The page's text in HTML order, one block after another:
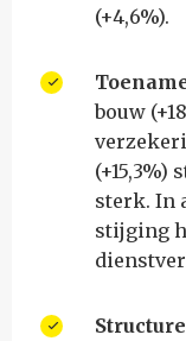
(+4,6%).
bouw
sterk. In
stijging